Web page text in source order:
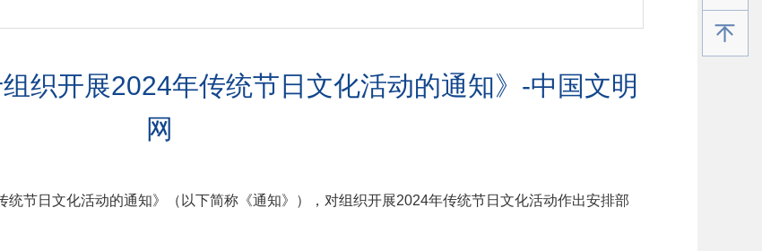
织开展2024年传统节日文化活动的通知》-中国文明
网
节日文化活动的通知》（以下简称《通知》），对组织开展2024年传统节日文化活动作出安排部
手机版